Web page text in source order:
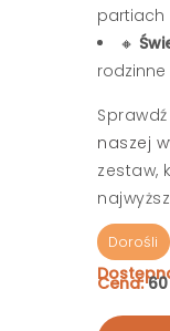
partiach
🔸
naszej
zestaw,
Dorośli
Cena:60